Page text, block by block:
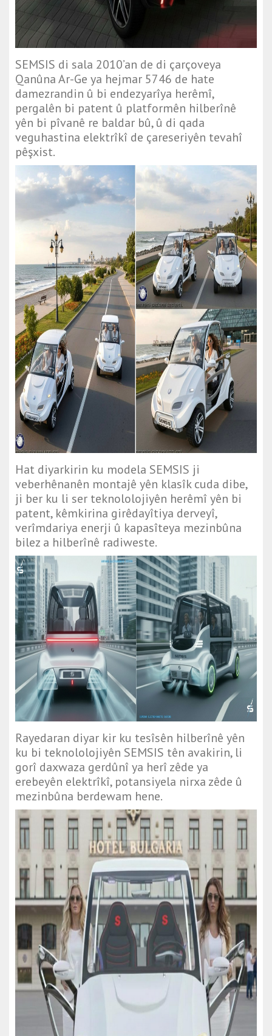
SEMSIS di sala 2010’an de di çarçoveya
Qanûna Ar-Ge ya hejmar 5746 de hate
damezrandin û bi endezyarîya herêmî,
pergalên bi patent û platformên hilberînê
yên bi pîvanê re baldar bû, û di qada
veguhastina elektrîkî de çareseriyên tevahî
pêşxist.
Hat diyarkirin ku modela SEMSIS ji
veberhênanên montajê yên klasîk cuda dibe,
ji ber ku li ser teknololojiyên herêmî yên bi
patent, kêmkirina girêdayîtiya derveyî,
verîmdariya enerji û kapasîteya mezinbûna
bilez a hilberînê radiweste.
Rayedaran diyar kir ku tesîsên hilberînê yên
ku bi teknololojiyên SEMSIS tên avakirin, li
gorî daxwaza gerdûnî ya herî zêde ya
erebeyên elektrîkî, potansiyela nirxa zêde û
mezinbûna berdewam hene.